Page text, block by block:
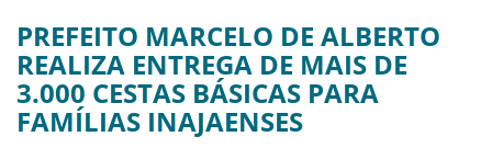
PREFEITO MARCELO DE ALBERTO
REALIZA ENTREGA DE MAIS DE
3.000 CESTAS BÁSICAS PARA
FAMÍLIAS INAJAENSES